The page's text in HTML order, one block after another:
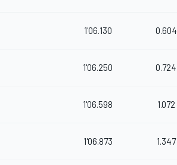
1'06.130 0.604
1'06.250 0.724
1'06.598 1.072
1'06.873 1.347